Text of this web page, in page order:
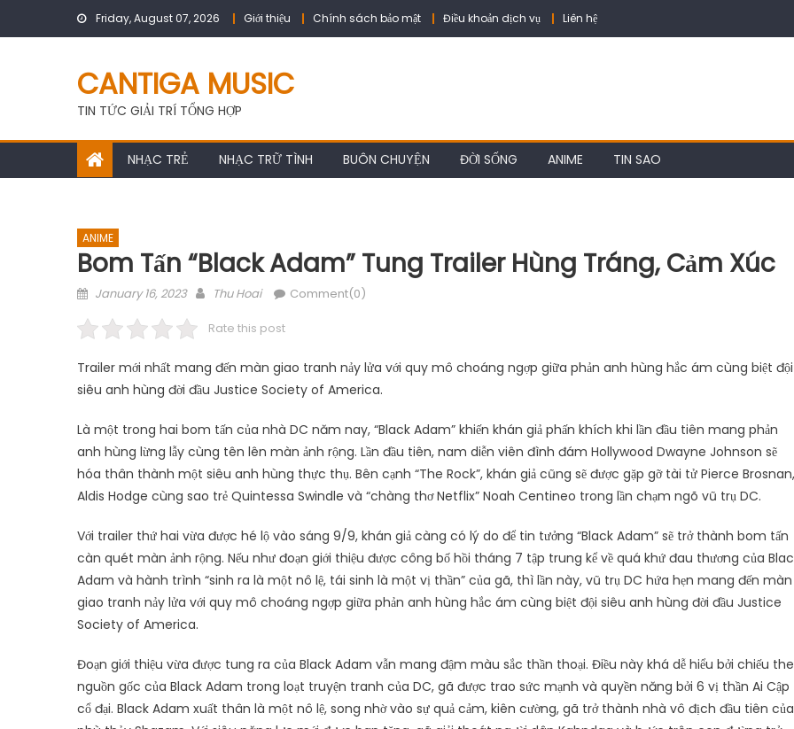
Friday, August 07, 2026 Giới thiệu Chính sách bảo mật Điều khoản dịch vụ Liên hệ
CANTIGA MUSIC
TIN TỨC GIẢI TRÍ TỔNG HỢP
NHẠC TRẺ NHẠC TRỮ TÌNH BUÔN CHUYỆN ĐỜI SỐNG ANIME TIN SAO
ANIME
Bom Tấn “Black Adam” Tung Trailer Hùng Tráng, Cảm Xúc
Posted
January 16, 2023 Author
Thu Hoai Comment(0)
Rate this post
Trailer mới nhất mang đến màn giao tranh nảy lửa với quy mô choáng ngợp giữa phản anh hùng hắc ám cùng biệt đội
siêu anh hùng đời đầu Justice Society of America.
Là một trong hai bom tấn của nhà DC năm nay, “Black Adam” khiến khán giả phấn khích khi lần đầu tiên mang phản
anh hùng lừng lẫy cùng tên lên màn ảnh rộng. Lần đầu tiên, nam diễn viên đình đám Hollywood Dwayne Johnson sẽ
hóa thân thành một siêu anh hùng thực thụ. Bên cạnh “The Rock”, khán giả cũng sẽ được gặp gỡ tài tử Pierce Brosnan,
Aldis Hodge cùng sao trẻ Quintessa Swindle và “chàng thơ Netflix” Noah Centineo trong lần chạm ngõ vũ trụ DC.
Với trailer thứ hai vừa được hé lộ vào sáng 9/9, khán giả càng có lý do để tin tưởng “Black Adam” sẽ trở thành bom tấn
càn quét màn ảnh rộng. Nếu như đoạn giới thiệu được công bố hồi tháng 7 tập trung kể về quá khứ đau thương của
Adam và hành trình “sinh ra là một nô lệ, tái sinh là một vị thần” của gã, thì lần này, vũ trụ DC hứa hẹn mang đến màn
giao tranh nảy lửa với quy mô choáng ngợp giữa phản anh hùng hắc ám cùng biệt đội siêu anh hùng đời đầu Justice
Society of America.
Đoạn giới thiệu vừa được tung ra của Black Adam vẫn mang đậm màu sắc thần thoại. Điều này khá dễ hiểu bởi chiếu
nguồn gốc của Black Adam trong loạt truyện tranh của DC, gã được trao sức mạnh và quyền năng bởi 6 vị thần Ai Cập
cổ đại. Black Adam xuất thân là một nô lệ, song nhờ vào sự quả cảm, kiên cường, gã trở thành nhà vô địch đầu tiên của